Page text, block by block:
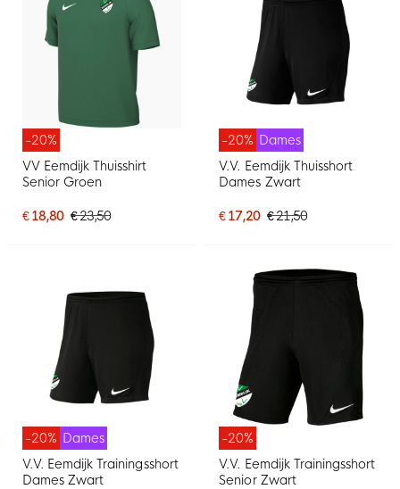
-20%
VV Eemdijk Thuisshirt
Senior Groen
€ 18,80 € 23,50
-20% Dames
V.V. Eemdijk Thuisshort
Dames Zwart
€ 17,20 € 21,50
-20% Dames
V.V. Eemdijk Trainingsshort
Dames Zwart
-20%
V.V. Eemdijk Trainingsshort
Senior Zwart